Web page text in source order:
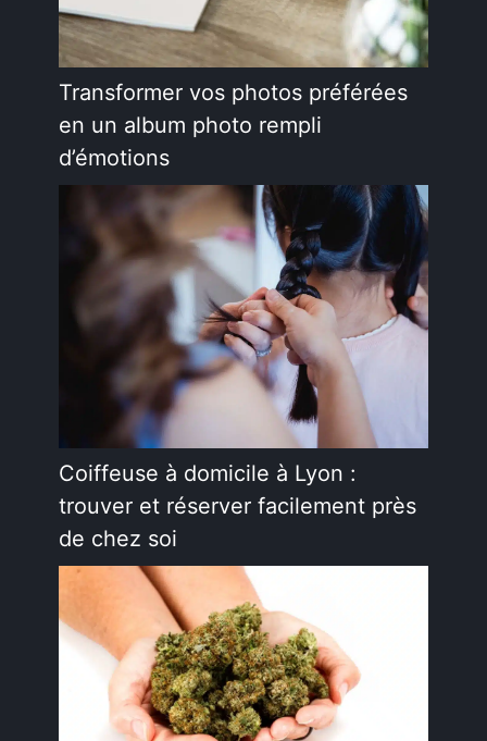
Transformer vos photos préférées
en un album photo rempli
d’émotions
Coiffeuse à domicile à Lyon :
trouver et réserver facilement près
de chez soi